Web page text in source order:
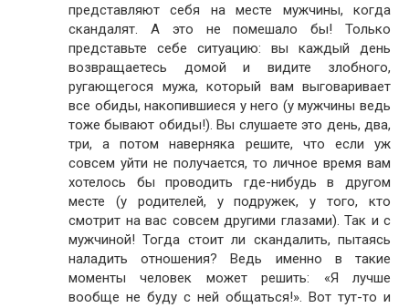
представляют себя на месте мужчины, когда
скандалят. А это не помешало бы! Только
представьте себе ситуацию: вы каждый день
возвращаетесь домой и видите злобного,
ругающегося мужа, который вам выговаривает
все обиды, накопившиеся у него (у мужчины ведь
тоже бывают обиды!). Вы слушаете это день, два,
три, а потом наверняка решите, что если уж
совсем уйти не получается, то личное время вам
хотелось бы проводить где-нибудь в другом
месте (у родителей, у подружек, у того, кто
смотрит на вас совсем другими глазами). Так и с
мужчиной! Тогда стоит ли скандалить, пытаясь
наладить отношения? Ведь именно в такие
моменты человек может решить: «Я лучше
вообще не буду с ней общаться!». Вот тут-то и